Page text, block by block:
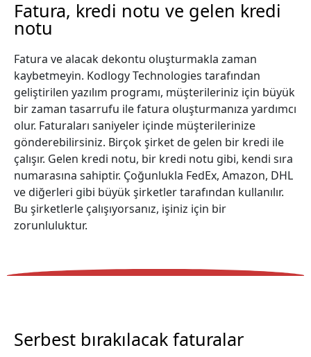
Fatura, kredi notu ve gelen kredi
notu
Fatura ve alacak dekontu oluşturmakla zaman
kaybetmeyin. Kodlogy Technologies tarafından
geliştirilen yazılım programı, müşterileriniz için büyük
bir zaman tasarrufu ile fatura oluşturmanıza yardımcı
olur. Faturaları saniyeler içinde müşterilerinize
gönderebilirsiniz. Birçok şirket de gelen bir kredi ile
çalışır. Gelen kredi notu, bir kredi notu gibi, kendi sıra
numarasına sahiptir. Çoğunlukla FedEx, Amazon, DHL
ve diğerleri gibi büyük şirketler tarafından kullanılır.
Bu şirketlerle çalışıyorsanız, işiniz için bir
zorunluluktur.
Serbest bırakılacak faturalar